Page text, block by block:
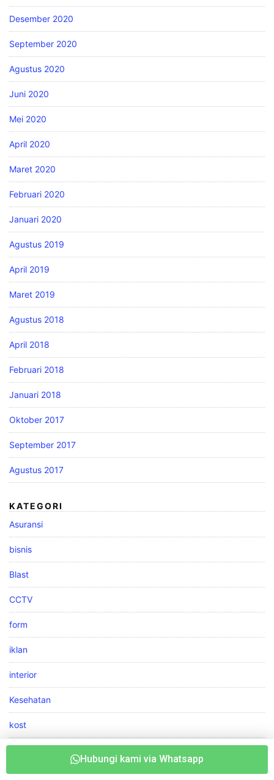
Hubungi kami via Whatsapp
Desember 2020
September 2020
Agustus 2020
Juni 2020
Mei 2020
April 2020
Maret 2020
Februari 2020
Januari 2020
Agustus 2019
April 2019
Maret 2019
Agustus 2018
April 2018
Februari 2018
Januari 2018
Oktober 2017
September 2017
Agustus 2017
KATEGORI
Asuransi
bisnis
Blast
CCTV
form
iklan
interior
Kesehatan
kost
link